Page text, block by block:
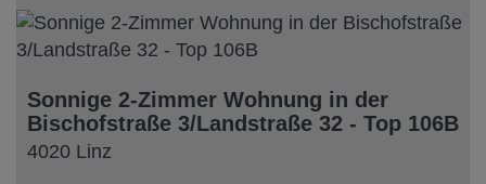
Sonnige 2-Zimmer Wohnung in der
Bischofstraße 3/Landstraße 32 - Top 106B
4020 Linz